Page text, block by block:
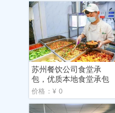
苏州餐饮公司食堂承
包，优质本地食堂承包
商联系
价格：¥ 0